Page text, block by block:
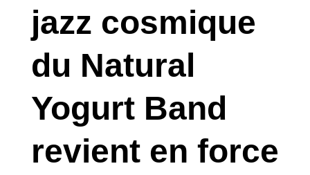
jazz cosmique
du Natural
Yogurt Band
revient en force